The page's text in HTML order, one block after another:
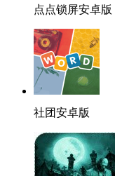
点点锁屏安卓版
社团安卓版